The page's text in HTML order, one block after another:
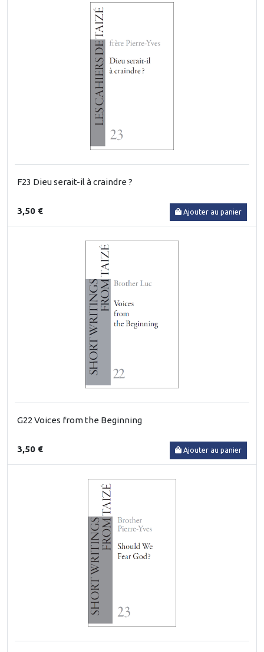
F23 Dieu serait-il à craindre ?
3,50 € Ajouter au panier
G22 Voices from the Beginning
3,50 € Ajouter au panier